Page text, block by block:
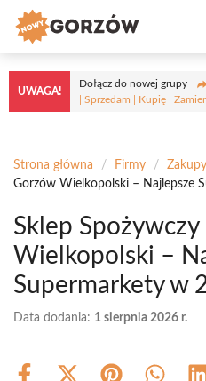
Przejdź
treści
UWAGA!
Dołącz do nowej grupy
| Sprzedam | Kupię |
Strona główna / Firmy /
Gorzów Wielkopolski – Najlepsze
Sklep
Wielkopolski –
Supermarkety w
Data dodania: 1 sierpnia 2026 r.